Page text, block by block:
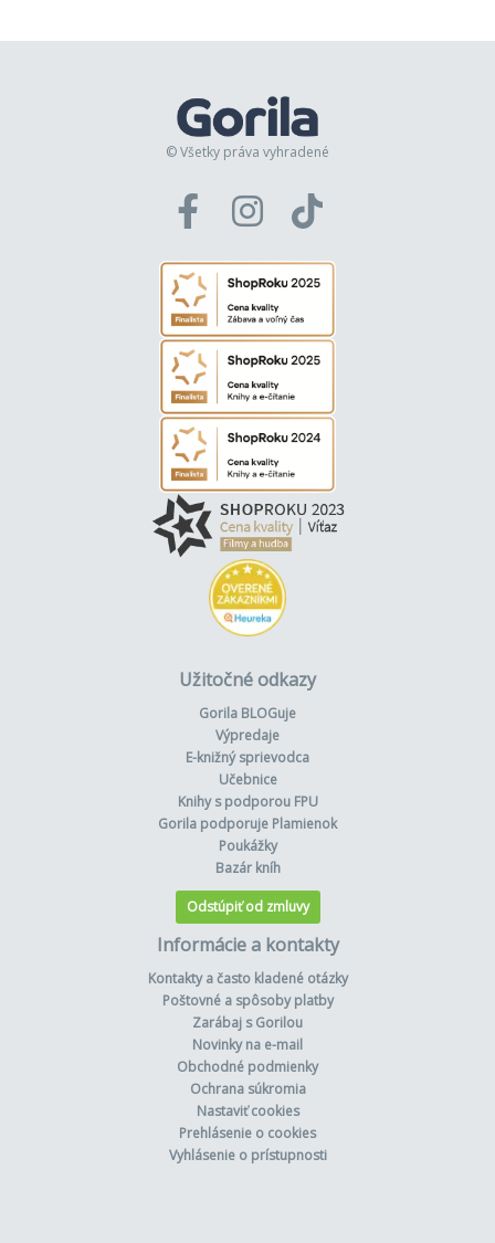
© Všetky práva vyhradené
Užitočné odkazy
Gorila BLOGuje
Výpredaje
E-knižný sprievodca
Učebnice
Knihy s podporou FPU
Gorila podporuje Plamienok
Poukážky
Bazár kníh
Odstúpiť od zmluvy
Informácie a kontakty
Kontakty a často kladené otázky
Poštovné a spôsoby platby
Zarábaj s Gorilou
Novinky na e-mail
Obchodné podmienky
Ochrana súkromia
Nastaviť cookies
Prehlásenie o cookies
Vyhlásenie o prístupnosti